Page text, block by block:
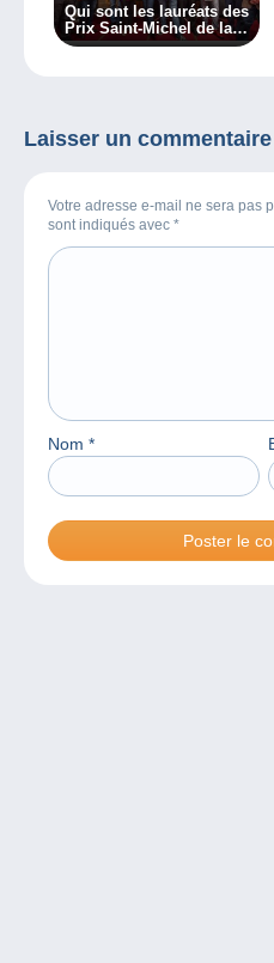
Qui sont les lauréats des
Prix Saint-Michel de la
BD 2017 ?
Laisser un commentaire
Votre adresse e-mail ne sera pas
sont indiqués avec *
Nom *